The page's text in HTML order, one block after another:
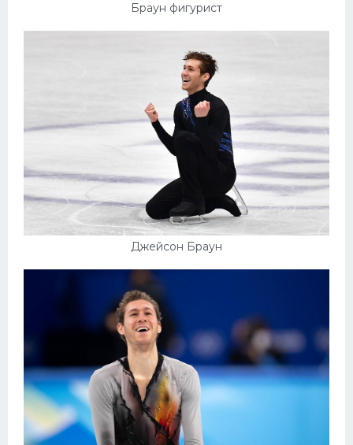
Браун фигурист
Джейсон Браун